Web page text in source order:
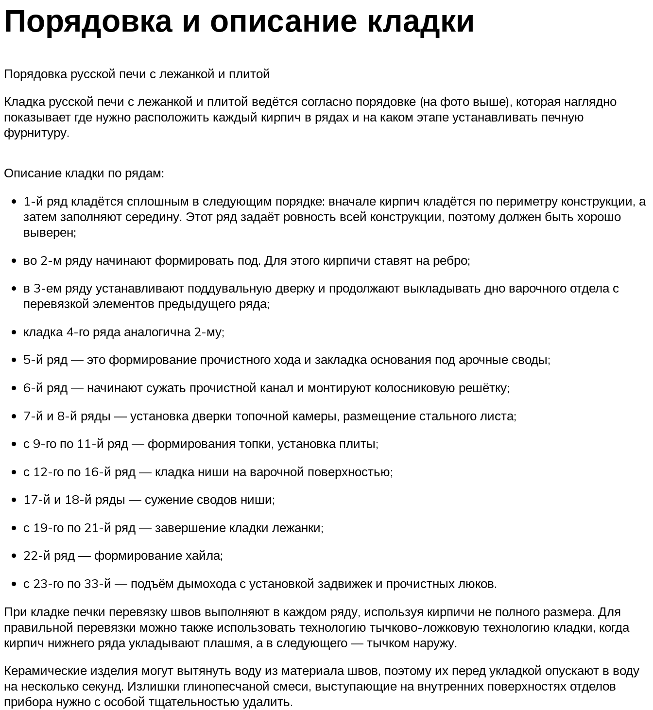
Порядовка и описание кладки
Порядовка русской печи с лежанкой и плитой
Кладка русской печи с лежанкой и плитой ведётся согласно порядовке (на фото выше), которая наглядно
показывает где нужно расположить каждый кирпич в рядах и на каком этапе устанавливать печную
фурнитуру.
Описание кладки по рядам:
1-й ряд кладётся сплошным в следующим порядке: вначале кирпич кладётся по периметру конструкции, а
затем заполняют середину. Этот ряд задаёт ровность всей конструкции, поэтому должен быть хорошо
выверен;
во 2-м ряду начинают формировать под. Для этого кирпичи ставят на ребро;
в 3-ем ряду устанавливают поддувальную дверку и продолжают выкладывать дно варочного отдела с
перевязкой элементов предыдущего ряда;
кладка 4-го ряда аналогична 2-му;
5-й ряд — это формирование прочистного хода и закладка основания под арочные своды;
6-й ряд — начинают сужать прочистной канал и монтируют колосниковую решётку;
7-й и 8-й ряды — установка дверки топочной камеры, размещение стального листа;
с 9-го по 11-й ряд — формирования топки, установка плиты;
с 12-го по 16-й ряд — кладка ниши на варочной поверхностью;
17-й и 18-й ряды — сужение сводов ниши;
с 19-го по 21-й ряд — завершение кладки лежанки;
22-й ряд — формирование хайла;
с 23-го по 33-й — подъём дымохода с установкой задвижек и прочистных люков.
При кладке печки перевязку швов выполняют в каждом ряду, используя кирпичи не полного размера. Для
правильной перевязки можно также использовать технологию тычково-ложковую технологию кладки, когда
кирпич нижнего ряда укладывают плашмя, а в следующего — тычком наружу.
Керамические изделия могут вытянуть воду из материала швов, поэтому их перед укладкой опускают в воду
на несколько секунд. Излишки глинопесчаной смеси, выступающие на внутренних поверхностях отделов
прибора нужно с особой тщательностью удалить.